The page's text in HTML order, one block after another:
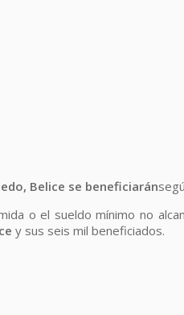
Belice se beneficiarán
o el sueldo mínimo no
y sus seis mil beneficiados.